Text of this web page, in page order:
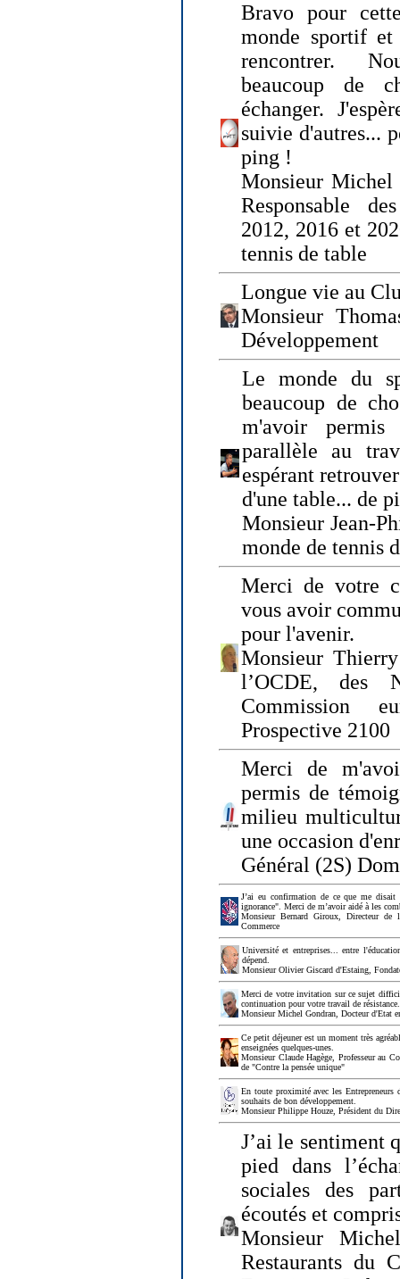
Bravo pour
monde sportif
rencontrer.
beaucoup de
échanger.
suivie d'autres...
ping !
Monsieur
Responsable
2012, 2016 et
tennis de table
Longue vie au
Monsieur
Développement
Le monde du
beaucoup de
m'avoir
parallèle au
espérant
d'une table... de
Monsieur Jean-
monde de tennis
Merci de votre
vous avoir
pour l'avenir.
Monsieur
l’OCDE, des
Commission
Prospective 2100
Merci de
permis de
milieu
une occasion
Général (2S)
J’ai eu confirmation de ce que me disait
ignorance". Merci de m’avoir aidé à les
Monsieur Bernard Giroux, Directeur de
Commerce
Université et entreprises... entre
dépend.
Monsieur Olivier Giscard d'Estaing,
Merci de votre invitation sur ce sujet
continuation pour votre travail de
Monsieur Michel Gondran, Docteur d'Etat
Ce petit déjeuner est un moment très
enseignées quelques-unes.
Monsieur Claude Hagège, Professeur au
de "Contre la pensée unique"
En toute proximité avec les
souhaits de bon développement.
Monsieur Philippe Houze, Président du
J’ai le sentiment
pied dans
sociales des
écoutés et
Monsieur
Restaurants du